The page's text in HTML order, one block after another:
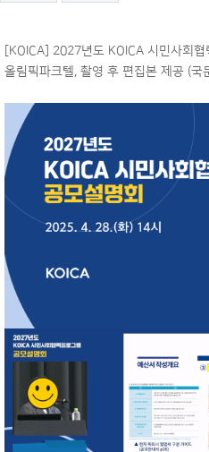
[KOICA] 2027년도 KOICA 시민사회
올림픽파크텔, 촬영 후 편집본 제공 (국